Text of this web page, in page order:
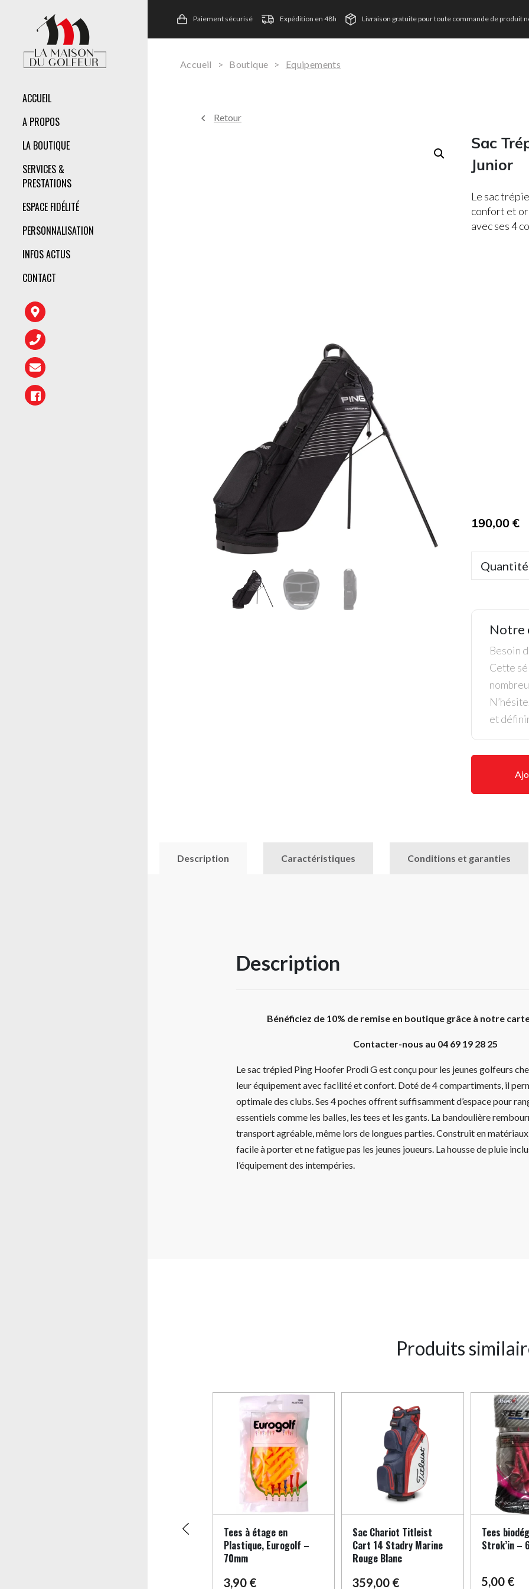
ACCUEIL
A PROPOS
LA BOUTIQUE
SERVICES &
PRESTATIONS
ESPACE FIDÉLITÉ
PERSONNALISATION
INFOS ACTUS
CONTACT
Paiement sécurisé Expédition en 48h Livraison gratuite pour toute commande de produit
Accueil > Boutique > Equipements
Retour
Sac
Junior
Le sac
confort et
avec ses 4
190,00€
Quantité
Notre
Besoin
Cette
et
Description Caractéristiques Conditions et garanties
Description
Bénéficiez de 10% de remise en boutique grâce à notre
Contacter-nous au 04 69 19 28 25
Le sac trépied Ping Hoofer Prodi G est conçu pour les jeunes golfeurs
leur équipement avec facilité et confort. Doté de 4 compartiments, il
optimale des clubs. Ses 4 poches offrent suffisamment d’espace pour
essentiels comme les balles, les tees et les gants. La bandoulière
transport agréable, même lors de longues parties. Construit en matériaux
facile à porter et ne fatigue pas les jeunes joueurs. La housse de pluie
l’équipement des intempéries.
Produits
Boulier Scoreur, Ecogolf
Tees à étage en
Plastique, Eurogolf –
70mm
3,90 €
Sac Chariot Titleist
Cart 14 Stadry Marine
Rouge Blanc
359,00 €
Tees
Strok’in –
5,00 €